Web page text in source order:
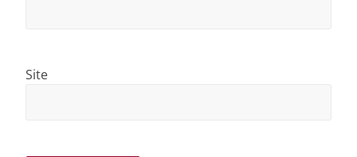
Site